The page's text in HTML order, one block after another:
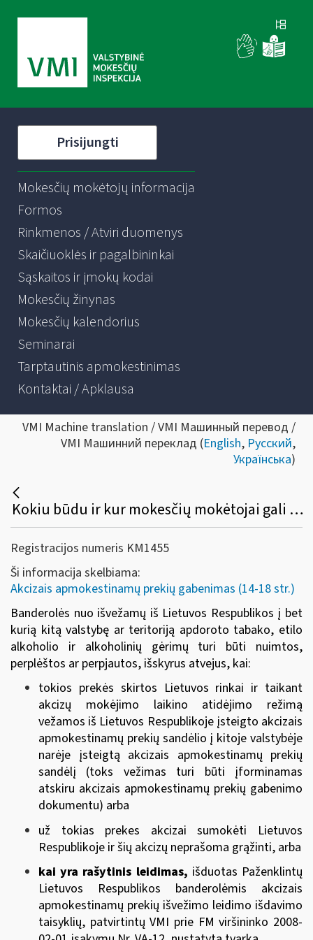
Prisijungti
Mokesčių mokėtojų informacija
Formos
Rinkmenos / Atviri duomenys
Skaičiuoklės ir pagalbininkai
Sąskaitos ir įmokų kodai
Mokesčių žinynas
Mokesčių kalendorius
Seminarai
Tarptautinis apmokestinimas
Kontaktai / Apklausa
VMI Machine translation / VMI Машинный перевод /
VMI Машинний переклад (English, Русский,
Українська)
Kokiu būdu ir kur mokesčių mokėtojai gali pateikti prašymo AKC404 formą dėl paženklintų Lietuvos banderolėmis akcizais apmokestinamų prekių išvežimo leidimo išdavimo?
Registracijos numeris KM1455
Ši informacija skelbiama:
Akcizais apmokestinamų prekių gabenimas (14-18 str.)
Banderolės nuo išvežamų iš Lietuvos Respublikos į bet
kurią kitą valstybę ar teritoriją apdoroto tabako, etilo
alkoholio ir alkoholinių gėrimų turi būti nuimtos,
perplėštos ar perpjautos, išskyrus atvejus, kai:
tokios prekės skirtos Lietuvos rinkai ir taikant
akcizų mokėjimo laikino atidėjimo režimą
vežamos iš Lietuvos Respublikoje įsteigto akcizais
apmokestinamų prekių sandėlio į kitoje valstybėje
narėje įsteigtą akcizais apmokestinamų prekių
sandėlį (toks vežimas turi būti įforminamas
atskiru akcizais apmokestinamų prekių gabenimo
dokumentu) arba
už tokias prekes akcizai sumokėti Lietuvos
Respublikoje ir šių akcizų neprašoma grąžinti, arba
kai yra rašytinis leidimas, išduotas Paženklintų
Lietuvos Respublikos banderolėmis akcizais
apmokestinamų prekių išvežimo leidimo išdavimo
taisyklių, patvirtintųVMI prie FM viršininko 2008-